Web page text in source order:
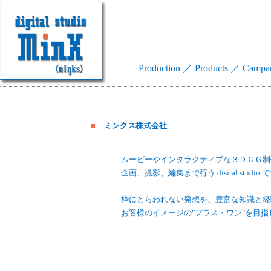
Production ／ Products ／
■ ミンクス株式会社
ムービーやインタラクティブな３ＤＣＧ
企画、撮影、編集まで行う disital studio
枠にとらわれない発想を、豊富な知識と
お客様のイメージの"プラス・ワン"を目指